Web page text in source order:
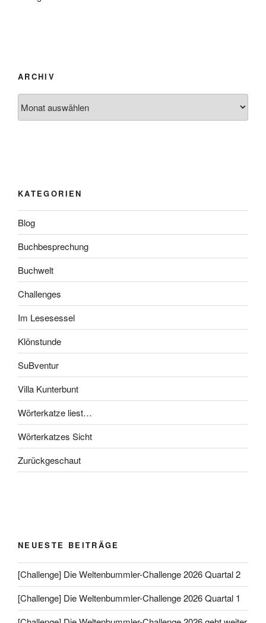
ARCHIV
KATEGORIEN
Blog
Buchbesprechung
Buchwelt
Challenges
Im Lesesessel
Klönstunde
SuBventur
Villa Kunterbunt
Wörterkatze liest…
Wörterkatzes Sicht
Zurückgeschaut
NEUESTE BEITRÄGE
[Challenge] Die Weltenbummler-Challenge 2026 Quartal 2
[Challenge] Die Weltenbummler-Challenge 2026 Quartal 1